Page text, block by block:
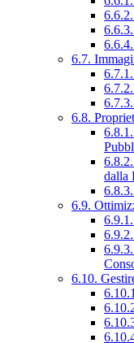
6.7.
6.8.
dalla
6.9.
6.10.